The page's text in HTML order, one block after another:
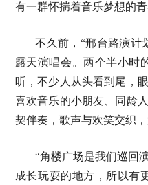
有一群怀揣着音乐梦想的青
不久前，“邢台路演计
露天演唱会。两个半小时
听，不少人从头看到尾，
喜欢音乐的小朋友、同龄
契伴奏，歌声与欢笑交织，
“角楼广场是我们巡回
成长玩耍的地方，所以有